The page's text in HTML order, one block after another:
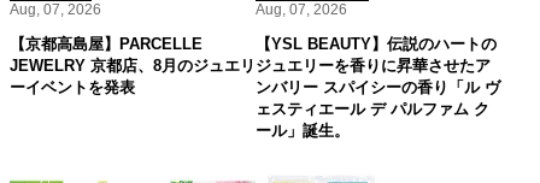
Aug, 07, 2026
【京都高島屋】PARCELLE
JEWELRY 京都店、8月のジュエリ
ーイベントを発表
Aug, 07, 2026
【YSL BEAUTY】伝説のハートの
ジュエリーを香りに昇華させたア
ンバリー スパイシーの香り「ル ヴ
ェスティエール デ パルファム ク
ール」誕生。